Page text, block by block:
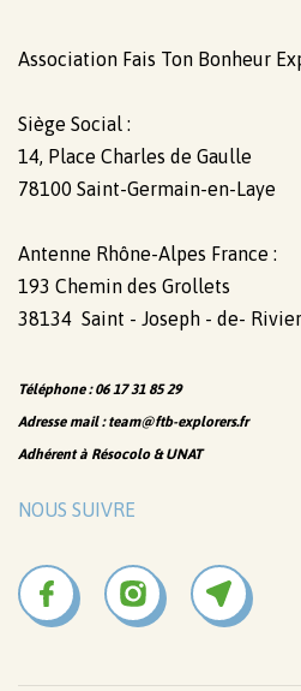
Association Fais Ton Bonheur
Siège Social :
14, Place Charles de Gaulle
78100 Saint-Germain-en-Laye
Antenne Rhône-Alpes France :
193 Chemin des Grollets
38134 Saint - Joseph - de-
Téléphone : 06 17 31 85 29
Adresse mail : team@ftb-explorers.fr
Adhérent à Résocolo & UNAT
NOUS SUIVRE